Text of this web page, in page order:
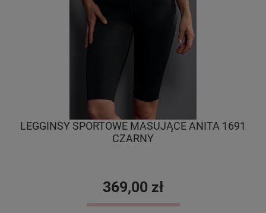
LEGGINSY SPORTOWE MASUJĄCE ANITA 1691
CZARNY
369,00 zł